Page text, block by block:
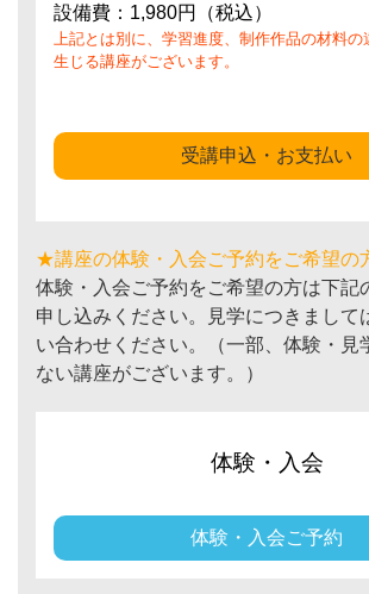
設備費：1,980円（税込）
上記とは別に、学習進度、制作作品の材料
生じる講座がございます。
受講申込・お支払い
★講座の体験・入会ご予約をご希望の
体験・入会ご予約をご希望の方は下記
申し込みください。見学につきまして
い合わせください。（一部、体験・見
ない講座がございます。）
体験・入会
体験・入会ご予約